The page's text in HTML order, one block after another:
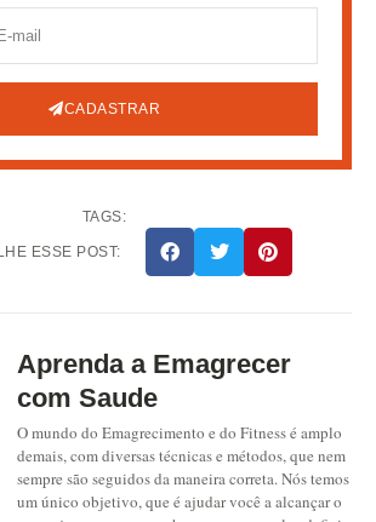
CADASTRAR
TAGS:
ESSE POST:
Aprenda a Emagrecer
com Saude
O mundo do Emagrecimento e do Fitness é amplo
demais, com diversas técnicas e métodos, que nem
sempre são seguidos da maneira correta. Nós temos
um único objetivo, que é ajudar você a alcançar o